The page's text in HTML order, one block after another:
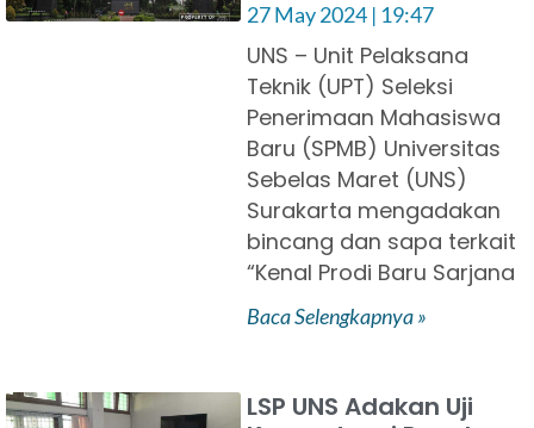
27 May 2024 19:47
UNS – Unit Pelaksana
Teknik (UPT) Seleksi
Penerimaan Mahasiswa
Baru (SPMB) Universitas
Sebelas Maret (UNS)
Surakarta mengadakan
bincang dan sapa terkait
“Kenal Prodi Baru Sarjana
Baca Selengkapnya »
LSP UNS Adakan Uji